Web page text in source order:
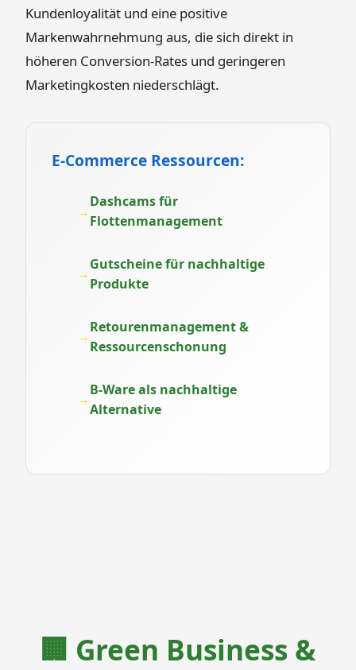
Kundenloyalität und eine positive
Markenwahrnehmung aus, die sich direkt in
höheren Conversion-Rates und geringeren
Marketingkosten niederschlägt.
E-Commerce Ressourcen:
Dashcams für
Flottenmanagement
Gutscheine für nachhaltige
Produkte
Retourenmanagement &
Ressourcenschonung
B-Ware als nachhaltige
Alternative
🏢 Green Business &